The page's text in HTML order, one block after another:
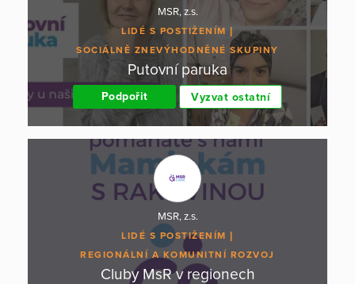
MSR, z.s.
LIDÉ S POSTIŽENÍM
SOCIÁLNĚ ZNEVÝHODNĚNÉ SKUPINY
Putovní paruka
Podpořit Vyzvat ostatní
MSR, z.s.
LIDÉ S POSTIŽENÍM
REGIONÁLNÍ A KOMUNITNÍ ROZVOJ
Cluby MsR v regionech